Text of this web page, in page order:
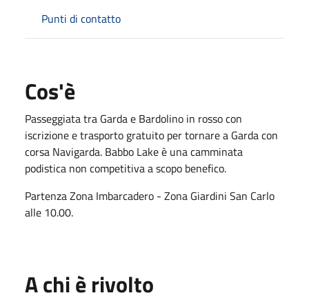
Punti di contatto
Cos'è
Passeggiata tra Garda e Bardolino in rosso con
iscrizione e trasporto gratuito per tornare a Garda con
corsa Navigarda. Babbo Lake è una camminata
podistica non competitiva a scopo benefico.
Partenza Zona Imbarcadero - Zona Giardini San Carlo
alle 10.00.
A chi è rivolto